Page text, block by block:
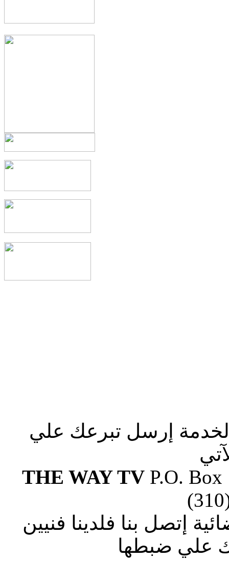
إرسل تبرعك علي
THE WAY TVP.O. Box
إتصل بنا فلدينا فنيين
علي ضبطها